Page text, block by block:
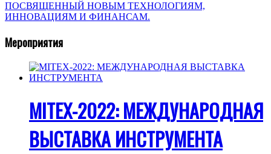
Мероприятия
MITEX-2022: МЕЖДУНАРОДНАЯ
ВЫСТАВКА ИНСТРУМЕНТА